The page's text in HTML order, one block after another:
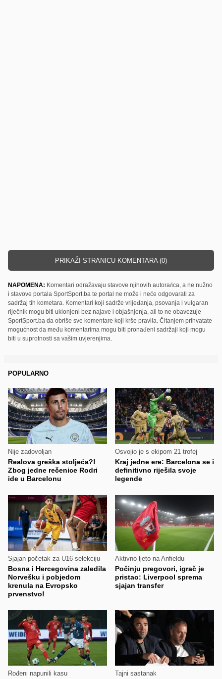
PRIKAŽI STRANICU KOMENTARA (0)
NAPOMENA: Komentari odražavaju stavove njihovih autora/ica, a ne nužno
i stavove portala SportSport.ba te portal ne može i neće odgovarati za
sadržaj tih kometara. Komentari koji sadrže vrijeđanja, psovanja i vulgaran
riječnik mogu biti uklonjeni bez najave i objašnjenja, ali to ne obavezuje
SportSport.ba da obriše sve komentare koji krše pravila. Čitanjem prihvatate
mogućnost da među komentarima mogu biti pronađeni sadržaji koji mogu
biti u suprotnosti sa vašim uvjerenjima.
POPULARNO
Nije zadovoljan
Realova greška stoljeća?!
Zbog jedne rečenice Rodri
ide u Barcelonu
Osvojio je s ekipom 21 trofej
Kraj jedne ere: Barcelona se i
definitivno riješila svoje
legende
Sjajan početak za U16 selekciju
Bosna i Hercegovina zaledila
Norvešku i pobjedom
krenula na Evropsko
prvenstvo!
Aktivno ljeto na Anfieldu
Počinju pregovori, igrač je
pristao: Liverpool sprema
sjajan transfer
Rođeni napunili kasu Tajni sastanak